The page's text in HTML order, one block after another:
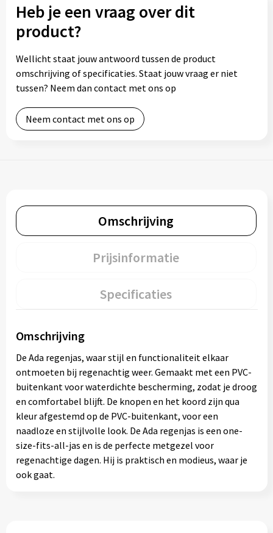
Heb je een vraag over dit
product?
Wellicht staat jouw antwoord tussen de product
omschrijving of specificaties. Staat jouw vraag er niet
tussen? Neem dan contact met ons op
Neem contact met ons op
Omschrijving
Prijsinformatie
Specificaties
Omschrijving
De Ada regenjas, waar stijl en functionaliteit elkaar
ontmoeten bij regenachtig weer. Gemaakt met een PVC-
buitenkant voor waterdichte bescherming, zodat je droog
en comfortabel blijft. De knopen en het koord zijn qua
kleur afgestemd op de PVC-buitenkant, voor een
naadloze en stijlvolle look. De Ada regenjas is een one-
size-fits-all-jas en is de perfecte metgezel voor
regenachtige dagen. Hij is praktisch en modieus, waar je
ook gaat.